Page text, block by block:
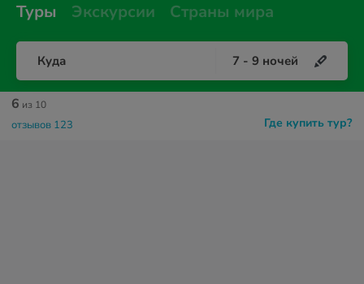
Туры
Экскурсии Страны мира
Куда 7 - 9 ночей
Где купить тур?
6 из 10
отзывов 123